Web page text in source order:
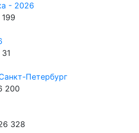
- 2026
199
31
Петербург
200
328